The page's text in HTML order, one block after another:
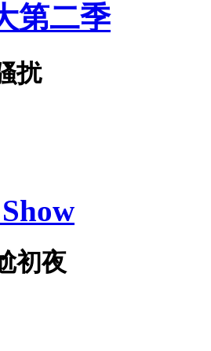
第二季
扰
初夜